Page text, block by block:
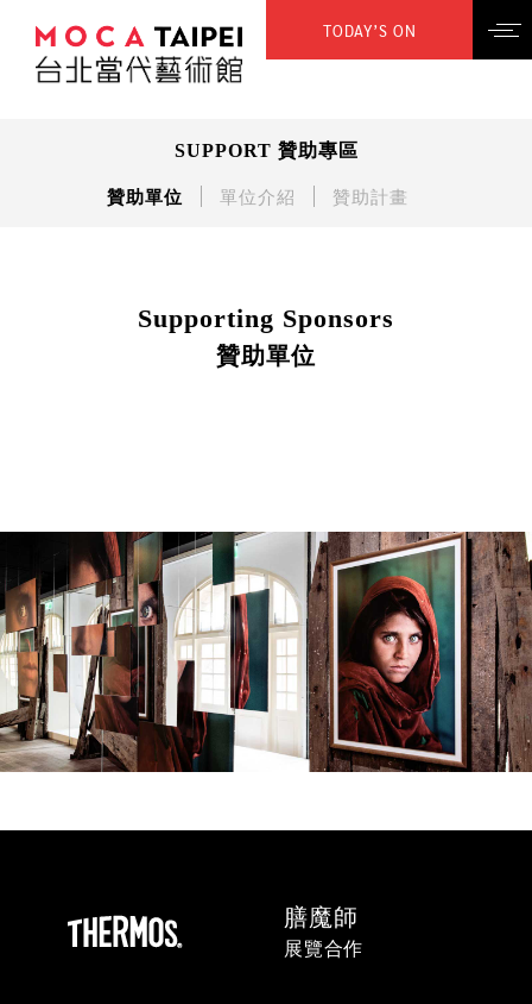
TODAY’S ON
SUPPORT 贊助專區
贊助單位 單位介紹 贊助計畫
Supporting Sponsors
贊助單位
膳魔師
展覽合作